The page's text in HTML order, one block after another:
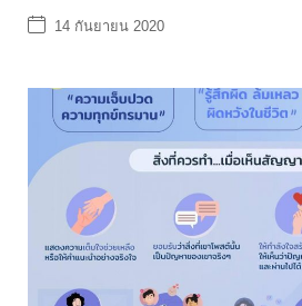
14 กันยายน 2020